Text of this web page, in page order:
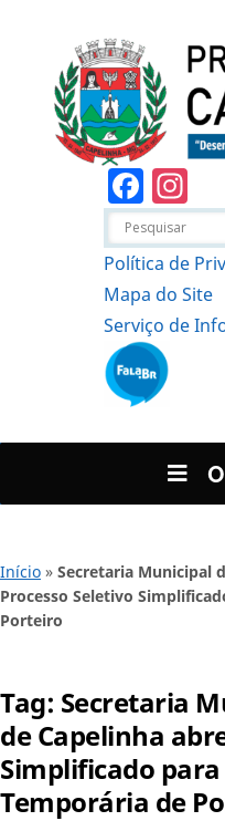
Política de
Mapa do Site
Serviço de
Início » Secretaria Municipal
Processo Seletivo
Porteiro
Tag: Secretaria
de Capelinha
Simplificado
Temporária de